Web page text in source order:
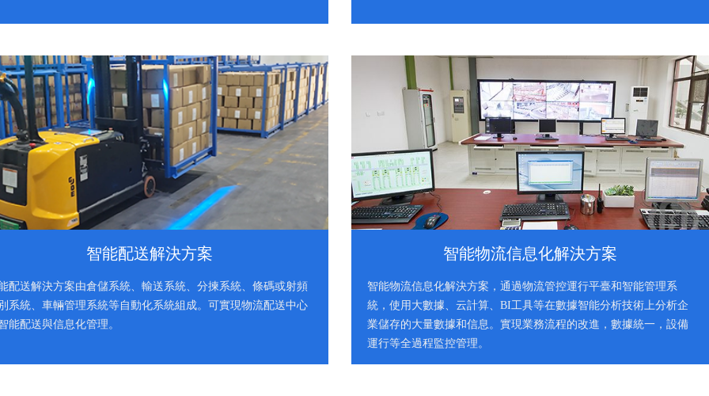
智能配送解決方案
配送解決方案由倉儲系統、輸送系統、分揀系統、條碼或射頻
系統、車輛管理系統等自動化系統組成。可實現物流配送中心
能配送與信息化管理。
智能物流信息化解決方案
智能物流信息化解決方案，通過物流管控運行平臺和智能管理系
統，使用大數據、云計算、BI工具等在數據智能分析技術上分析企
業儲存的大量數據和信息。實現業務流程的改進，數據統一，設備
運行等全過程監控管理。